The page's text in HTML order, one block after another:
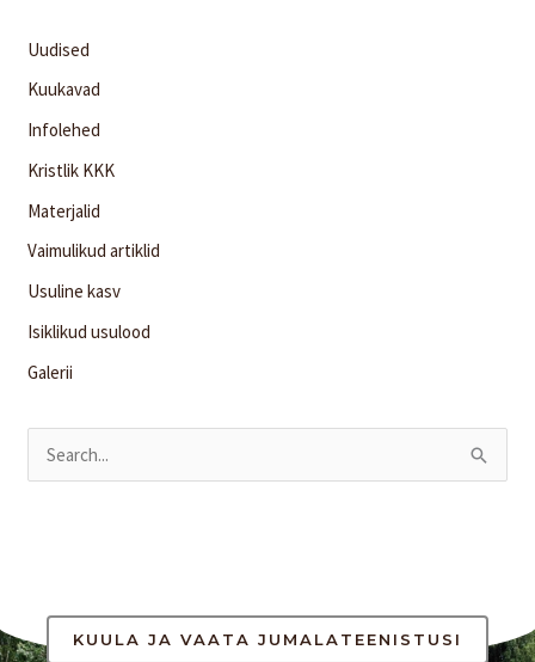
Uudised
Kuukavad
Infolehed
Kristlik KKK
Materjalid
Vaimulikud artiklid
Usuline kasv
Isiklikud usulood
Galerii
h
KUULA JA VAATA JUMALATEENISTUSI